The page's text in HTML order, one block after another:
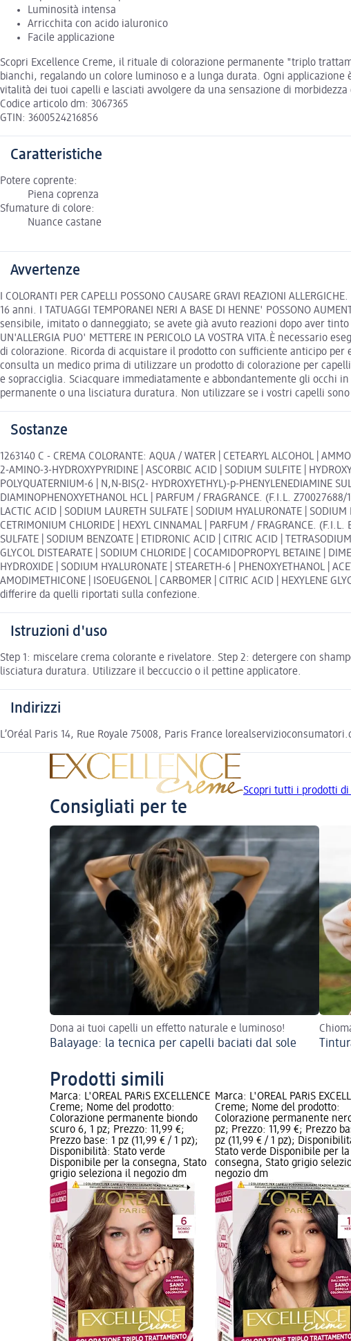
Luminosità intensa
Arricchita con acido ialuronico
Facile applicazione
Scopri Excellence Creme, il rituale di colorazione permanente "triplo
bianchi, regalando un colore luminoso e a lunga durata. Ogni
vitalità dei tuoi capelli e lasciati avvolgere da una sensazione di
Codice articolo dm: 3067365
GTIN: 3600524216856
Caratteristiche
Potere coprente:
Piena coprenza
Sfumature di colore:
Nuance castane
Avvertenze
I COLORANTI PER CAPELLI POSSONO CAUSARE GRAVI REAZIONI
16 anni. I TATUAGGI TEMPORANEI NERI A BASE DI HENNE' POSSONO
sensibile, imitato o danneggiato; se avete già avuto reazioni dopo aver
UN'ALLERGIA PUO' METTERE IN PERICOLO LA VOSTRA VITA.È
di colorazione. Ricorda di acquistare il prodotto con sufficiente anticipo
consulta un medico prima di utilizzare un prodotto di colorazione per
e sopracciglia. Sciacquare immediatamente e abbondantemente gli occhi
permanente o una lisciatura duratura. Non utilizzare se i vostri capelli
Sostanze
1263140 C - CREMA COLORANTE: AQUA / WATER | CETEARYL ALCOHOL |
2-AMINO-3-HYDROXYPYRIDINE | ASCORBIC ACID | SODIUM SULFITE |
POLYQUATERNIUM-6 | N,N-BIS(2- HYDROXYETHYL)-p-PHENYLENEDIAMINE
DIAMINOPHENOXYETHANOL HCL | PARFUM / FRAGRANCE. (F.I.L. Z70027688/
LACTIC ACID | SODIUM LAURETH SULFATE | SODIUM HYALURONATE |
CETRIMONIUM CHLORIDE | HEXYL CINNAMAL | PARFUM / FRAGRANCE.
SULFATE | SODIUM BENZOATE | ETIDRONIC ACID | CITRIC ACID |
GLYCOL DISTEARATE | SODIUM CHLORIDE | COCAMIDOPROPYL BETAINE |
HYDROXIDE | SODIUM HYALURONATE | STEARETH-6 | PHENOXYETHANOL |
AMODIMETHICONE | ISOEUGENOL | CARBOMER | CITRIC ACID |
differire da quelli riportati sulla confezione.
Istruzioni d'uso
Step 1: miscelare crema colorante e rivelatore. Step 2: detergere con
lisciatura duratura. Utilizzare il beccuccio o il pettine applicatore.
Indirizzi
L’Oréal Paris 14, Rue Royale 75008, Paris France
Scopri tutti i prodotti di
Consigliati per te
Dona ai tuoi capelli un effetto naturale e luminoso!
Balayage: la tecnica per capelli baciati dal sole
Prodotti simili
Marca: L'ORÉAL PARiS EXCELLENCE
Creme; Nome del prodotto:
Colorazione permanente biondo
scuro 6, 1 pz; Prezzo: 11,99 €;
Prezzo base: 1 pz (11,99 € / 1 pz);
Disponibilità: Stato verde
Disponibile per la consegna, Stato
grigio seleziona il negozio dm
Marca: L'ORÉAL PARiS
Creme; Nome del prodotto:
Colorazione permanente nero
pz; Prezzo: 11,99 €; Prezzo
pz (11,99 € / 1 pz);
Stato verde Disponibile per la
consegna, Stato grigio
negozio dm